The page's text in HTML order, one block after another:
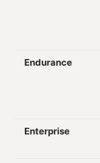
Endurance
Enterprise